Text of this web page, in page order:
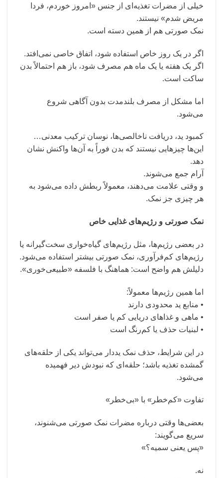
خیلی از مضرات تغذیه‌ای از جنس «امروز خوردم، فردا
مریض شدم» نیستند.
نمک صورتی هم از همین دسته است.
اگر در یک روز خاص استفاده شود، اتفاق خاصی نمی‌افتد.
اگر یک هفته یا یک ماه هم مصرف شود، باز هم احتمالاً بدن
ساکت است.
اما مشکل از مصرف بلندمدت بدون آگاهی شروع
می‌شود.
کمبود ید، دریافت ناخالصی‌ها، نوسان ترکیب معدنی…
این‌ها چیزهایی نیستند که بدن فوراً به آن‌ها واکنش نشان
دهد.
آرام جمع می‌شوند.
و وقتی علامت می‌دهند، معمولاً ربطش داده می‌شود به
هر چیزی جز نمک.
نمک صورتی و رژیم‌های غذایی خاص
در بعضی رژیم‌ها، مثل رژیم‌های گیاه‌خواری سخت‌گیرانه یا
رژیم‌های کم‌فرآوری، نمک صورتی بیشتر استفاده می‌شود.
دلیلش هم واضح است: هماهنگ با فلسفه «طبیعی‌خوری».
اما همین رژیم‌ها معمولاً:
• منابع ید محدودی دارند
• ماهی و غذاهای دریایی کم یا صفر است
• لبنیات حذف یا کم‌رنگ است
در این شرایط، حذف نمک یددار می‌تواند یکی از حلقه‌های
گمشده تغذیه باشد؛ حلقه‌ای که نبودش دیر فهمیده
می‌شود.
تفاوت «کم‌خطر» با «بی‌خطر»
بعضی‌ها وقتی درباره مضرات نمک صورتی می‌شنوند،
سریع می‌گویند:
«پس یعنی سمیه؟»
نه.